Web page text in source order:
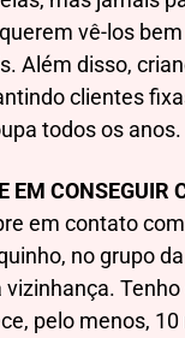
vê-los
Além disso,
clientes
todos os anos.
EM CONSEGUIR
em contato
no grupo
vizinhança.
pelo menos,